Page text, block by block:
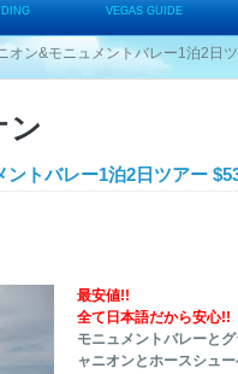
VEGAS GUIDE
オン&モニュメントバレー1泊2日
ン
トバレー1泊2日ツアー
最安値!!
全て日本語だから安心!!
モニュメントバレーと
ャニオンとホースシュ